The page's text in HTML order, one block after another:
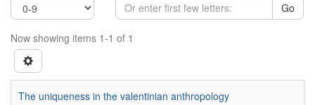
Go
Now showing items 1-1 of 1
The uniqueness in the valentinian anthropology